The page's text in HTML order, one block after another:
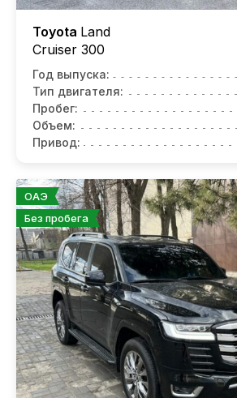
Toyota Land
Cruiser 300
Год выпуска:
Тип двигателя:
Пробег:
Объем:
Привод:
ОАЭ
Без пробега